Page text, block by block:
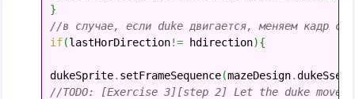
}
//в случае, если duke двигается, меняем кадр
if(lastHorDirection!= hdirection){
dukeSprite. setFrameSequence(mazeDesign.
//TODO: [Exercise 3][step 2] Let the duke move